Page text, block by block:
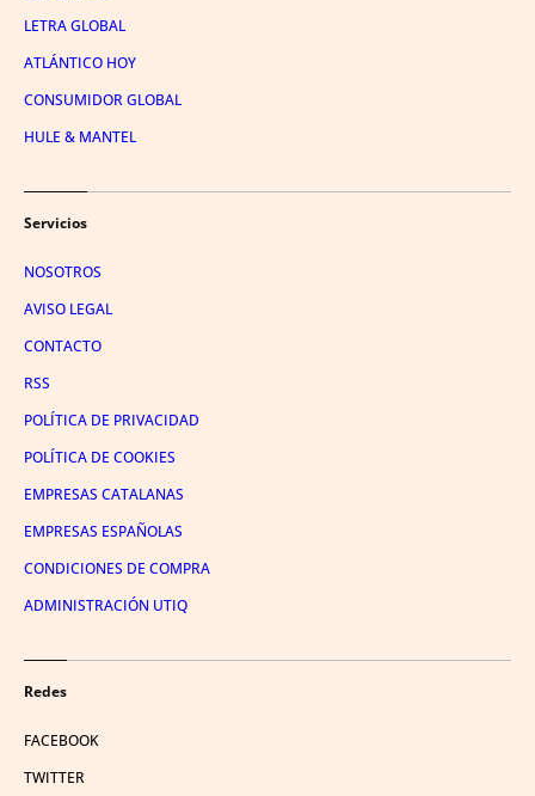
LETRA GLOBAL
ATLÁNTICO HOY
CONSUMIDOR GLOBAL
HULE & MANTEL
Servicios
NOSOTROS
AVISO LEGAL
CONTACTO
RSS
POLÍTICA DE PRIVACIDAD
POLÍTICA DE COOKIES
EMPRESAS CATALANAS
EMPRESAS ESPAÑOLAS
CONDICIONES DE COMPRA
ADMINISTRACIÓN UTIQ
Redes
FACEBOOK
TWITTER